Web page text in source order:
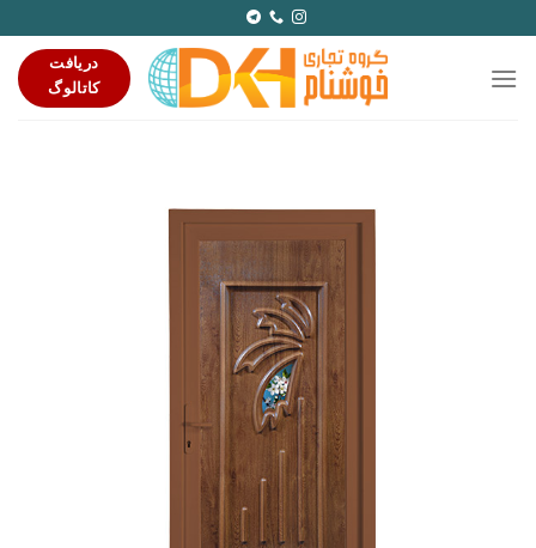
to
content
دریافت
کاتالوگ